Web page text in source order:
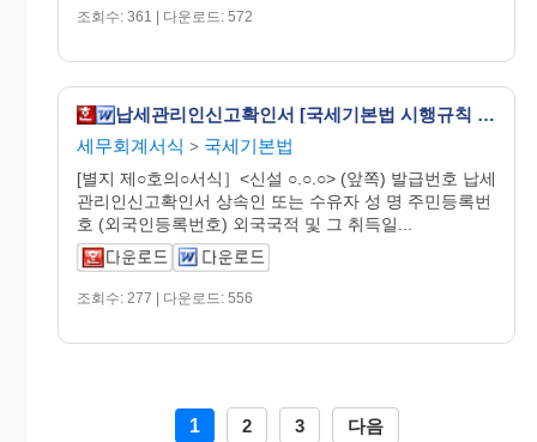
조회수: 361 | 다운로드: 572
납세관리인신고확인서 [국세기본법 시행규칙 서식43의2]
세무회계서식 > 국세기본법
[별지 제○호의○서식］<신설 ○.○.○> (앞쪽) 발급번호 납세
관리인신고확인서 상속인 또는 수유자 성 명 주민등록번
호 (외국인등록번호) 외국국적 및 그 취득일...
조회수: 277 | 다운로드: 556
1 2 3 다음